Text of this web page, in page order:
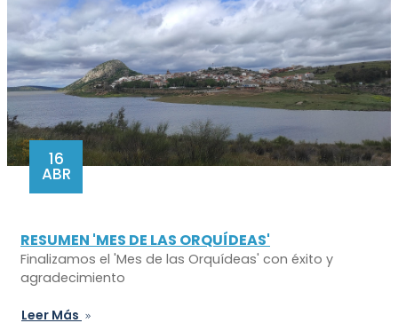
16
ABR
RESUMEN 'MES DE LAS ORQUÍDEAS'
Finalizamos el 'Mes de las Orquídeas' con éxito y
agradecimiento
Leer Más